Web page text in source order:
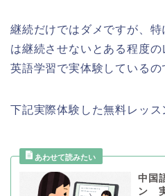
継続だけではダメですが、
は継続させないとある程度の
英語学習で実体験しているの
下記実際体験した無料レッス
中国
ン